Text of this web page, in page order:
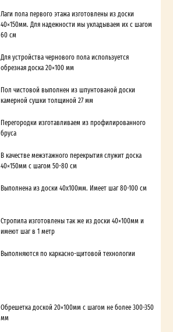
Лаги пола первого этажа изготовлены из доски
40×150мм. Для надежности мы укладываем их с шагом
60 см
Для устройства чернового пола используется
обрезная доска 20×100 мм
Пол чистовой выполнен из шпунтованой доски
камерной сушки толщиной 27 мм
Перегородки изготавливаем из профилированного
бруса
В качестве межэтажного перекрытия служит доска
40×150мм с шагом 50-80 см
Выполнена из доски 40х100мм. Имеет шаг 80-100 см
Стропила изготовлены так же из доски 40×100мм и
имеют шаг в 1 метр
Выполняются по каркасно-щитовой технологии
Обрешетка доской 20×100мм с шагом не более 300-350
мм